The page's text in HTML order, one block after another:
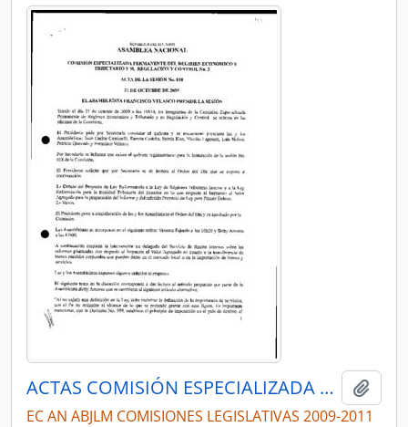
ACTAS COMISIÓN ESPECIALIZADA PERMANENTE DEL RÉGIMEN ECONÓMICO Y TRIBUTARIO Y SU REGULACIÓN Y CONTROL
EC AN ABJLM COMISIONES LEGISLATIVAS 2009-2011